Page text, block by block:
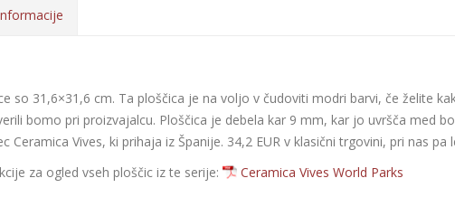
so 31,6×31,6 cm. Ta ploščica je na voljo v čudoviti modri barvi, če želite
bomo pri proizvajalcu. Ploščica je debela kar 9 mm, kar jo uvršča med
Ceramica Vives, ki prihaja iz Španije. 34,2 EUR v klasični trgovini, pri nas pa
za ogled vseh ploščic iz te serije:
Ceramica Vives World Parks